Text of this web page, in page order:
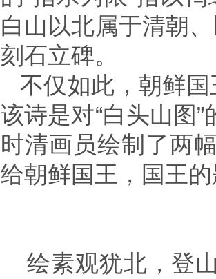
白山以北属于清朝
刻石立碑。
不仅如此，朝鲜国
该诗是对“白头山图
时清画员绘制了两
给朝鲜国王，国王
绘素观犹北，登